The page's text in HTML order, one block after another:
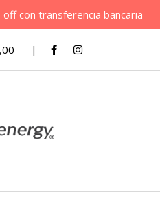
con transferencia bancaria